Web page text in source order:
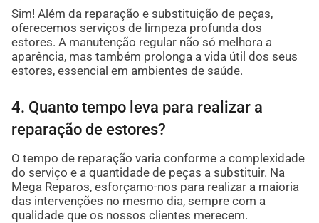
Sim! Além da reparação e substituição de peças,
oferecemos serviços de limpeza profunda dos
estores. A manutenção regular não só melhora a
aparência, mas também prolonga a vida útil dos seus
estores, essencial em ambientes de saúde.
4. Quanto tempo leva para realizar a
reparação de estores?
O tempo de reparação varia conforme a complexidade
do serviço e a quantidade de peças a substituir. Na
Mega Reparos, esforçamo-nos para realizar a maioria
das intervenções no mesmo dia, sempre com a
qualidade que os nossos clientes merecem.